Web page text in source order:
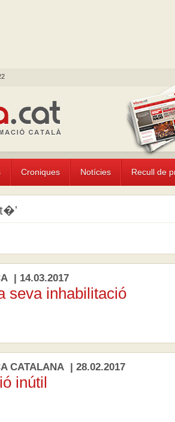
Croniques Notícies Recull de
| 14.03.2017
seva inhabilitació
CATALANA | 28.02.2017
inútil